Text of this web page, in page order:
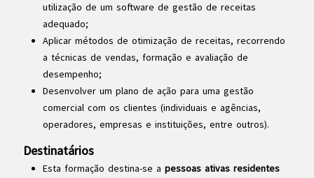
utilização de um software de gestão de receitas
adequado;
Aplicar métodos de otimização de receitas, recorrendo
a técnicas de vendas, formação e avaliação de
desempenho;
Desenvolver um plano de ação para uma gestão
comercial com os clientes (individuais e agências,
operadores, empresas e instituições, entre outros).
Destinatários
Esta formação destina-se a pessoas ativas residentes